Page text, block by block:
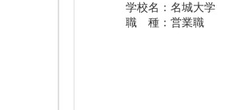
学校名：名城大学
職 種：営業職